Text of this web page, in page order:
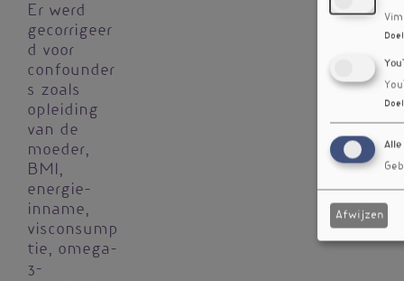
Er werd
gecorrigeer
d voor
confounder
s zoals
opleiding
van de
moeder,
BMI,
energie-
inname,
visconsump
tie, omega-
3-
Doel
Doel
Alle
Afwijzen